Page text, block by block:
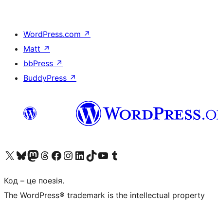
WordPress.com ↗
Matt ↗
bbPress ↗
BuddyPress ↗
Visit our X (formerly Twitter) account
Visit our Bluesky account
Завітайте до нашої стрічки в Mastodon
Visit our Threads account
Завітайте на нашу сторінку в Facebook
Visit our Instagram account
Visit our LinkedIn account
Visit our TikTok account
Visit our YouTube channel
Visit our Tumblr account
Код – це поезія.
The WordPress® trademark is the intellectual property